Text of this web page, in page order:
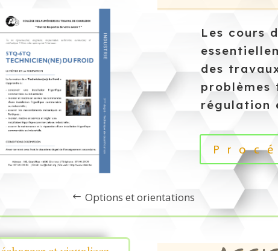
Les cours
des
problèmes
régulation
Options et orientations